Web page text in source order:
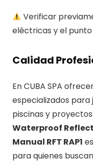
Verificar
eléctricas y el
Calidad
En CUBA SPA
especializados para
piscinas y
Waterproof
Manual RFT RAP1
para quienes